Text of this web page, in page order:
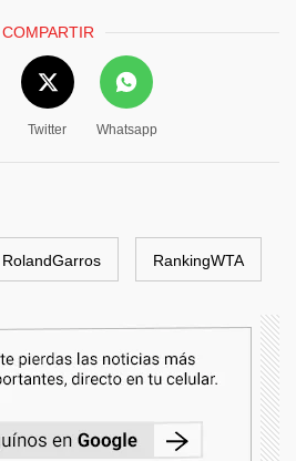
COMPARTIR
Twitter Whatsapp
RolandGarros RankingWTA